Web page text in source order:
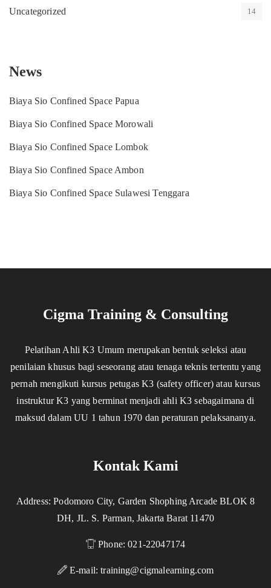
Uncategorized 14
News
Biaya Sio Confined Space Papua
Biaya Sio Confined Space Morowali
Biaya Sio Confined Space Lombok
Biaya Sio Confined Space Ambon
Biaya Sio Confined Space Sulawesi Tenggara
Cigma Training & Consulting
Pelatihan Ahli K3 Umum merupakan bentuk seleksi atau
penilaian khusus bagi seseorang atau tenaga teknis tertentu yang
pernah mengikuti kursus petugas K3 (safety officer) atau kursus
instruktur K3 yang berminat menjadi ahli K3 sebagaimana di
maksud dalam UU 1 tahun 1970 dan peraturan pelaksananya.
Kontak Kami
Address: Podomoro City, Garden Shophing Arcade BLOK 8
DH, JL. S. Parman, Jakarta Barat 11470
Phone: 021-22047174
E-mail:training@cigmalearning.com